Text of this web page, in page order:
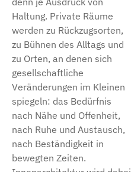
Haltung. Private Räume
werden zu Rückzugsorten,
zu Bühnen des Alltags und
zu Orten, an denen sich
gesellschaftliche
Veränderungen im Kleinen
spiegeln: das Bedürfnis
nach Nähe und Offenheit,
nach Ruhe und Austausch,
nach Beständigkeit in
bewegten Zeiten.